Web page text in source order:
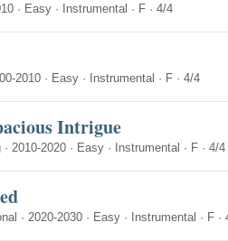
· Easy · Instrumental · F · 4/4
2010 · Easy · Instrumental · F · 4/4
Intrigue
· 2010-2020 · Easy · Instrumental · F · 4/4
· 2020-2030 · Easy · Instrumental · F ·